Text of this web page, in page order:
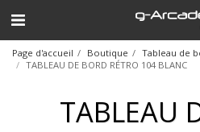
Page d'accueil Boutique
Tableau de
TABLEAU DE BORD RÉTRO 104 BLANC
TABLEAU